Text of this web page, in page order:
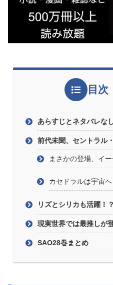
目次
あらすじとネタバレな
前代未聞、セントラル
まさかの登場、イー
カセドラルは宇宙へ
リズとシリカも活躍！
現実世界では最推しが
SAO28巻まとめ